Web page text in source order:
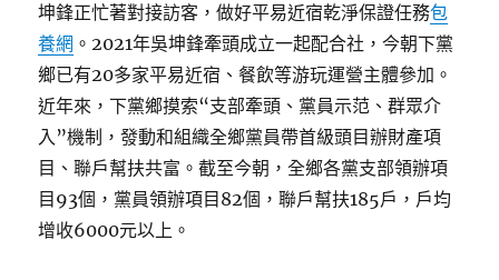
坤鋒正忙著對接訪客，做好平易近宿乾淨保證任務包
養網 。2021年吳坤鋒牽頭成立一起配合社，今朝下黨
鄉已有20多家平易近宿、餐飲等游玩運營主體參加。
近年來，下黨鄉摸索“支部牽頭、黨員示范、群眾介
入”機制，發動和組織全鄉黨員帶首級頭目辦財產項
目、聯戶幫扶共富。截至今朝，全鄉各黨支部領辦項
目93個，黨員領辦項目82個，聯戶幫扶185戶，戶均
增收6000元以上。